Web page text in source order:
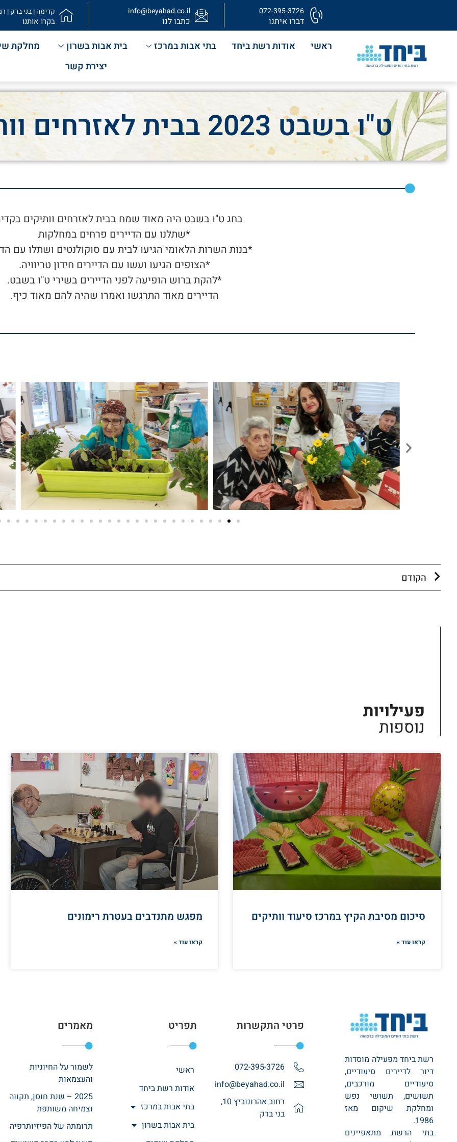
072-395-3726
דברו איתנו
info@beyahad.co.il
כתבו לנו
קדימה | בני ברק |
בקרו אותנו
ראשי אודות רשת ביחד בתי אבות במרכז בית אבות בשרון
מחלקת
יצירת קשר
ט"ו בשבט 2023 בבית לאזרחים וותיקים בקדימה
בחג ט"ו בשבט היה מאוד שמח בבית לאזרחים וותיקים
*שתלנו עם הדיירים פרחים במחלקות
*בנות השרות הלאומי הגיעו לבית עם סוקולנטים ושתלו עם
*הצופים הגיעו ועשו עם הדיירים חידון טריוויה.
*להקת ברוש הופיעה לפני הדיירים בשירי ט"ו בשבט.
הדיירים מאוד התרגשו ואמרו שהיה להם מאוד כיף.
הקודם
פעילויות
נוספות
סיכום מסיבת הקיץ במרכז סיעוד וותיקים
קראו עוד »
מפגש מתנדבים בעטרת רימונים
קראו עוד »
רשת ביחד מפעילה מוסדות
דיור לדיירים סיעודיים,
סיעודיים מורכבים,
תשושים, תשושי נפש
ומחלקת שיקום מאז
1986.
בתי הרשת מתאפיינים
פרטי התקשרות
072-395-3726
info@beyahad.co.il
רחוב אהרונוביץ 10,
בני ברק
תפריט
ראשי
אודות רשת ביחד
בתי אבות במרכז
בית אבות בשרון
מאמרים
לשמור על החיוניות
והעצמאות
2025 – שנת חוסן, תקווה
וצמיחה משותפת
תרומתה של הפיזיותרפיה